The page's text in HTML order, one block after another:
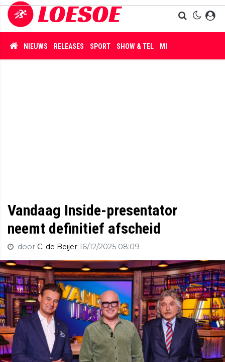
NIEUWS RELEASES SPORT SHOW & TEL MISDAAD
Vandaag Inside-presentator
neemt definitief afscheid
door C. de Beijer 16/12/2025 08:09